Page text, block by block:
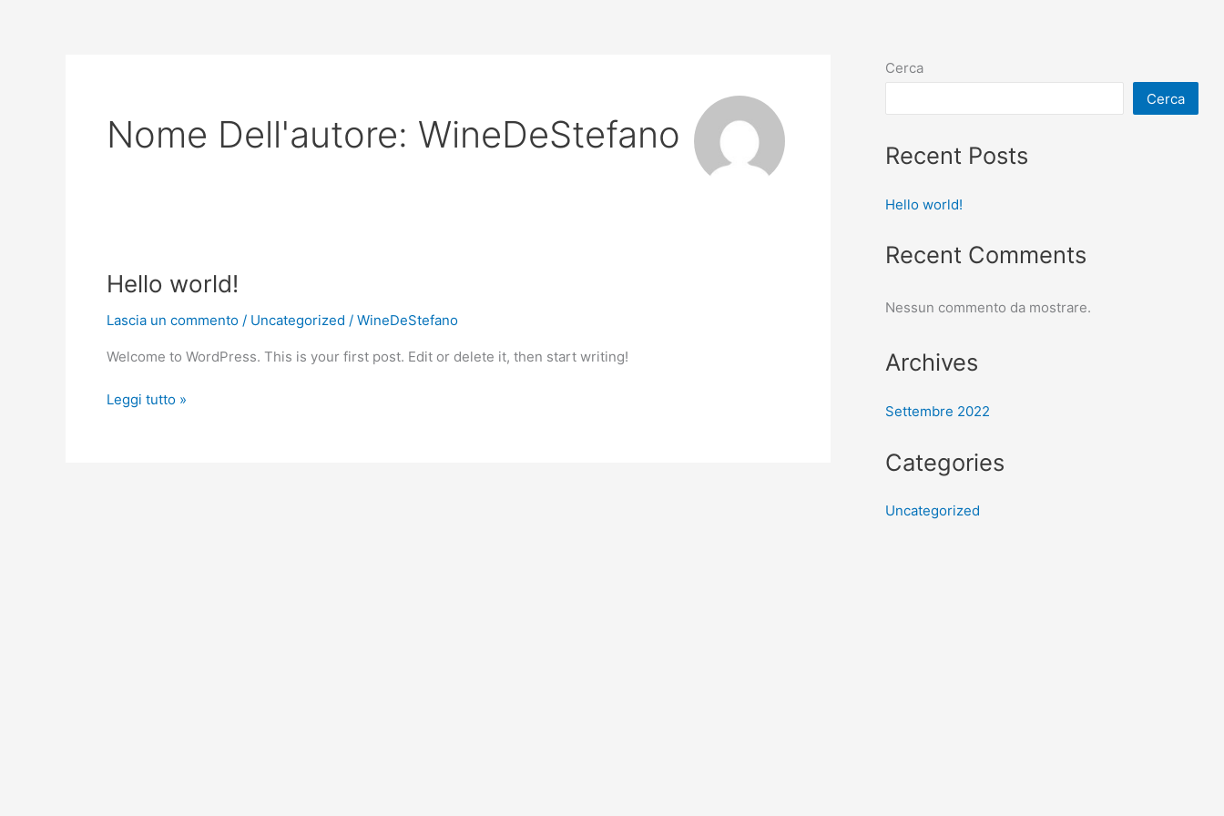
Nome Dell'autore: WineDeStefano
Hello world!
Lascia un commento / Uncategorized / WineDeStefano
Welcome to WordPress. This is your first post. Edit or delete it, then start writing!
Hello
Leggi tutto »
Cerca
Cerca
Recent Posts
Hello world!
Recent Comments
Nessun commento da mostrare.
Archives
Settembre 2022
Categories
Uncategorized